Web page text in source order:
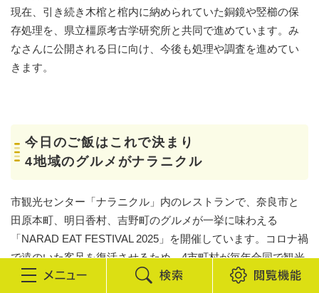
現在、引き続き木棺と棺内に納められていた銅鏡や竪櫛の保
存処理を、県立橿原考古学研究所と共同で進めています。み
なさんに公開される日に向け、今後も処理や調査を進めてい
きます。
今日のご飯はこれで決まり
4地域のグルメがナラニクル
市観光センター「ナラニクル」内のレストランで、奈良市と
田原本町、明日香村、吉野町のグルメが一挙に味わえる
「NARAD EAT FESTIVAL 2025」を開催しています。コロナ禍
で遠のいた客足を復活させるため、4市町村が毎年合同で観光
イベントを実施。今年は、各地の特産品を使った特別メニュ